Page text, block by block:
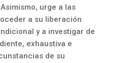
urge a las
a su liberación
y a investigar de
exhaustiva e
de su